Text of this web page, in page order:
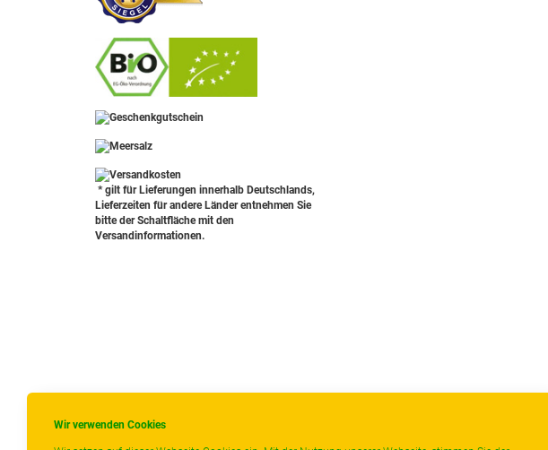
Wir verwenden Cookies
* gilt für Lieferungen innerhalb Deutschlands,
Lieferzeiten für andere Länder entnehmen Sie
bitte der Schaltfläche mit den
Versandinformationen.